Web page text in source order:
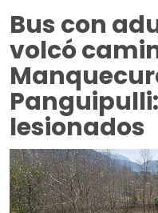
Bus con
volcó
lesionados